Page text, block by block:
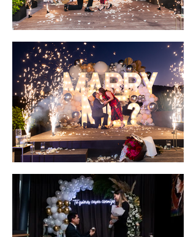
Your 14 days trial has
expired.
The trial's over, but the show must go
on! 🎬 Upgrade now to keep your web